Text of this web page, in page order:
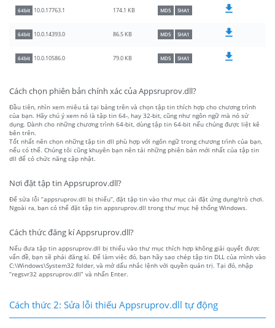
64bit 10.0.17763.1 174.1 KB MD5 SHA1
64bit 10.0.14393.0 86.5 KB MD5 SHA1
64bit 10.0.10586.0 79.0 KB MD5 SHA1
Cách chọn phiên bản chính xác của Appsruprov.dll?
Đầu tiên, nhìn xem miêu tả tại bảng trên và chọn tập tin thích hợp cho chương trình
của bạn. Hãy chú ý xem nó là tập tin 64-, hay 32-bit, cũng như ngôn ngữ mà nó sử
dụng. Dành cho những chương trình 64-bit, dùng tập tin 64-bit nếu chúng được liệt kê
bên trên.
Tốt nhất nên chọn những tập tin dll phù hợp với ngôn ngữ trong chương trình của bạn,
nếu có thể. Chúng tôi cũng khuyên bạn nên tải những phiên bản mới nhất của tập tin
dll để có chức năng cập nhật.
Nơi đặt tập tin Appsruprov.dll?
Để sửa lỗi “appsruprov.dll bị thiếu”, đặt tập tin vào thư mục cài đặt ứng dụng/trò chơi.
Ngoài ra, bạn có thể đặt tập tin appsruprov.dll trong thư mục hệ thống Windows.
Cách thức đăng kí Appsruprov.dll?
Nếu đưa tập tin appsruprov.dll bị thiếu vào thư mục thích hợp không giải quyết được
vấn đề, bạn sẽ phải đăng kí. Để làm việc đó, bạn hãy sao chép tập tin DLL của mình vào
C:\Windows\System32 folder, và mở dấu nhắc lệnh với quyền quản trị. Tại đó, nhập
“regsvr32 appsruprov.dll” và nhấn Enter.
Cách thức 2: Sửa lỗi thiếu Appsruprov.dll tự động